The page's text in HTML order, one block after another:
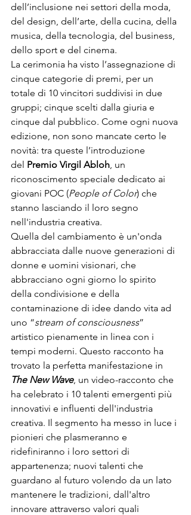
dell’inclusione nei settori della moda,
del design, dell’arte, della cucina, della
musica, della tecnologia, del business,
dello sport e del cinema.
La cerimonia ha visto l’assegnazione di
cinque categorie di premi, per un
totale di 10 vincitori suddivisi in due
gruppi; cinque scelti dalla giuria e
cinque dal pubblico. Come ogni nuova
edizione, non sono mancate certo le
novità: tra queste l’introduzione
del Premio Virgil Abloh , un
riconoscimento speciale dedicato ai
giovani POC (People of Color) che
stanno lasciando il loro segno
nell'industria creativa.
Quella del cambiamento è un'onda
abbracciata dalle nuove generazioni di
donne e uomini visionari, che
abbracciano ogni giorno lo spirito
della condivisione e della
contaminazione di idee dando vita ad
uno “stream of consciousness”
artistico pienamente in linea con i
tempi moderni. Questo racconto ha
trovato la perfetta manifestazione in
The New Wave, un video-racconto che
ha celebrato i 10 talenti emergenti più
innovativi e influenti dell'industria
creativa. Il segmento ha messo in luce i
pionieri che plasmeranno e
ridefiniranno i loro settori di
appartenenza; nuovi talenti che
guardano al futuro volendo da un lato
mantenere le tradizioni, dall'altro
innovare attraverso valori quali